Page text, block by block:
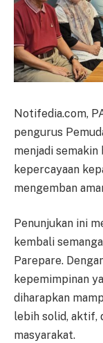
Notifedia.com,
pengurus
menjadi
kepercayaan
mengemban
Penunjukan ini
kembali
Parepare.
kepemimpinan
diharapkan
lebih solid, aktif,
masyarakat.